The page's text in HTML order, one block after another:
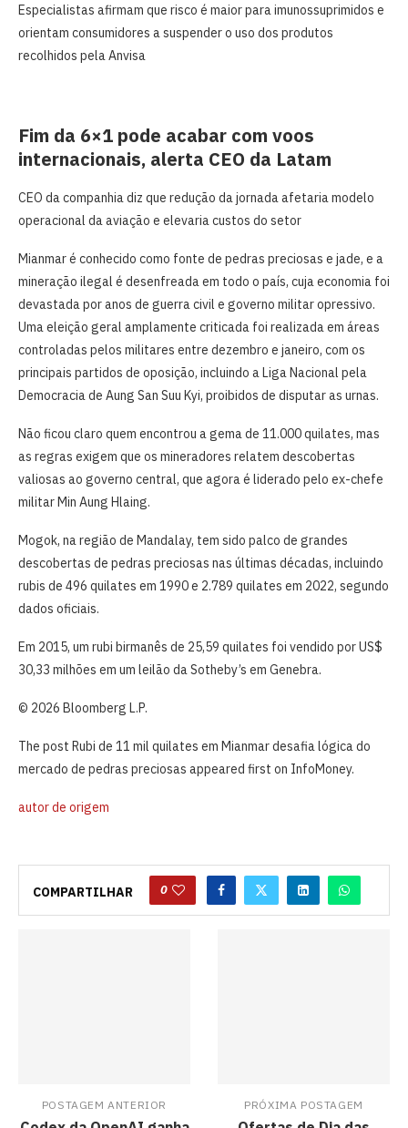
Especialistas afirmam que risco é maior para imunossuprimidos e
orientam consumidores a suspender o uso dos produtos
recolhidos pela Anvisa
Fim da 6×1 pode acabar com voos
internacionais, alerta CEO da Latam
CEO da companhia diz que redução da jornada afetaria modelo
operacional da aviação e elevaria custos do setor
Mianmar é conhecido como fonte de pedras preciosas e jade, e a
mineração ilegal é desenfreada em todo o país, cuja economia foi
devastada por anos de guerra civil e governo militar opressivo.
Uma eleição geral amplamente criticada foi realizada em áreas
controladas pelos militares entre dezembro e janeiro, com os
principais partidos de oposição, incluindo a Liga Nacional pela
Democracia de Aung San Suu Kyi, proibidos de disputar as urnas.
Não ficou claro quem encontrou a gema de 11.000 quilates, mas
as regras exigem que os mineradores relatem descobertas
valiosas ao governo central, que agora é liderado pelo ex-chefe
militar Min Aung Hlaing.
Mogok, na região de Mandalay, tem sido palco de grandes
descobertas de pedras preciosas nas últimas décadas, incluindo
rubis de 496 quilates em 1990 e 2.789 quilates em 2022, segundo
dados oficiais.
Em 2015, um rubi birmanês de 25,59 quilates foi vendido por US$
30,33 milhões em um leilão da Sotheby’s em Genebra.
© 2026 Bloomberg L.P.
The post Rubi de 11 mil quilates em Mianmar desafia lógica do
mercado de pedras preciosas appeared first on InfoMoney.
autor de origem
COMPARTILHAR 0
POSTAGEM ANTERIOR PRÓXIMA POSTAGEM